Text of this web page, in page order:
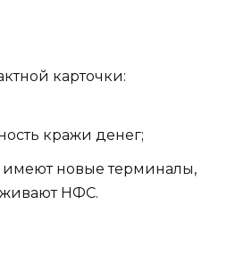
карточки:
кражи денег;
имеют новые терминалы,
НФС.